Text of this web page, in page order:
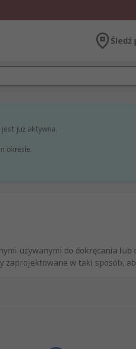
Śledź
już aktywna.
okresie.
używanymi do dokręcania lub
zaprojektowane w taki sposób,
zapewniają one pewne